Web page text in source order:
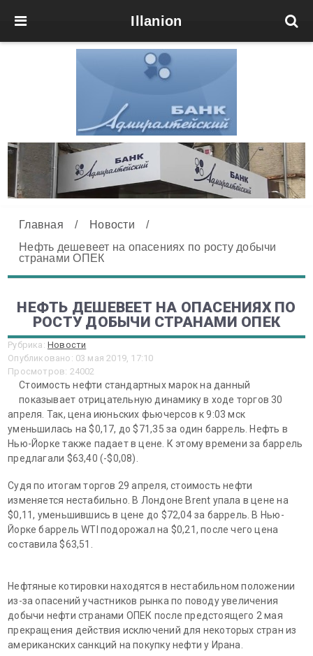
Illanion
Главная / Новости
/
Нефть дешевеет на опасениях по росту добычи
странами ОПЕК
НЕФТЬ ДЕШЕВЕЕТ НА ОПАСЕНИЯХ ПО
РОСТУ ДОБЫЧИ СТРАНАМИ ОПЕК
Рубрика: Новости
Опубликовано: 03 мая 2019, 17:10
Просмотров: 24002
Стоимость нефти стандартных марок на данный
показывает отрицательную динамику в ходе торгов 30
апреля. Так, цена июньских фьючерсов к 9:03 мск
уменьшилась на $0,17, до $71,35 за один баррель. Нефть в
Нью-Йорке также падает в цене. К этому времени за баррель
предлагали $63,40 (-$0,08).
Судя по итогам торгов 29 апреля, стоимость нефти
изменяется нестабильно. В Лондоне Brent упала в цене на
$0,11, уменьшившись в цене до $72,04 за баррель. В Нью-
Йорке баррель WTI подорожал на $0,21, после чего цена
составила $63,51.
Нефтяные котировки находятся в нестабильном положении
из-за опасений участников рынка по поводу увеличения
добычи нефти странами ОПЕК после предстоящего 2 мая
прекращения действия исключений для некоторых стран из
американских санкций на покупку нефти у Ирана.